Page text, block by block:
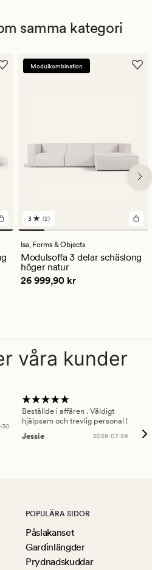
samma kategori
Modulkombination
2
omdömen
med
ett
genomsnittligt
betyg
på
3 (2)
Isa, Forms & Objects
Modulsoffa 3 delar schäslong
höger natur
Pris 26 999,90 kr
26 999,90 kr
våra kunder
30
Beställde i affären . Väldigt
hjälpsam och trevlig personal !
Jessie
2026-07-29
POPULÄRA SIDOR
Påslakanset
Gardinlängder
Prydnadskuddar